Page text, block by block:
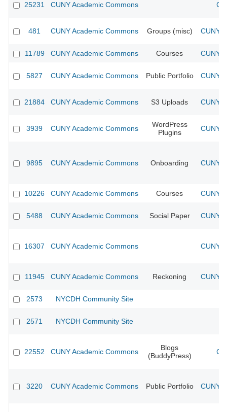
25231 CUNY Academic Commons
481 CUNY Academic Commons Groups (misc) CUNY
11789 CUNY Academic Commons Courses CUNY
5827 CUNY Academic Commons Public Portfolio CUNY
21884 CUNY Academic Commons S3 Uploads CUNY
3939 CUNY Academic Commons
WordPress
Plugins
CUNY
9895 CUNY Academic Commons Onboarding CUNY
10226 CUNY Academic Commons Courses CUNY
5488 CUNY Academic Commons Social Paper CUNY
16307 CUNY Academic Commons CUNY
11945 CUNY Academic Commons Reckoning CUNY
2573 NYCDH Community Site
2571 NYCDH Community Site
22552 CUNY Academic Commons
Blogs
(BuddyPress)
3220 CUNY Academic Commons Public Portfolio CUNY